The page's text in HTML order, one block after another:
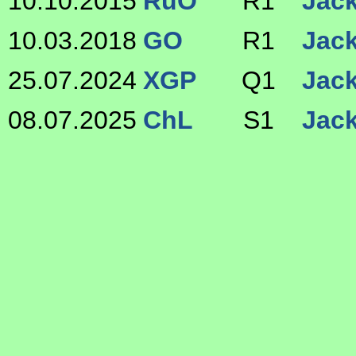
10.03.2018 GO R1
25.07.2024 XGP Q1
08.07.2025 ChL S1